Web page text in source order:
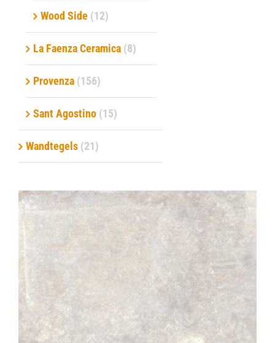
Wood Side (12)
La Faenza Ceramica (8)
Provenza (156)
Sant Agostino (15)
Wandtegels (21)